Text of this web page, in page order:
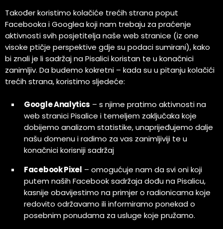
Također koristimo kolačiće trećih strana poput
Facebooka i Googlea koji nam trebaju za praćenje
aktivnosti svih posjetitelja naše web stranice (iz one
visoke ptičje perspektive gdje su podaci sumirani), kako
bi znali je li sadržaj na Pisalici koristan te u konačnici
zanimljiv. Da budemo kokretni – kada su u pitanju kolačići
trećih strana, koristimo sljedeće:
Google Analytics – s njime pratimo aktivnosti na
web stranici Pisalice i temeljem zaključaka koje
dobijemo analizom statistike, unaprijeđujemo dalje
našu domenu i radimo za vas zanimljiviji te u
konačnici korisniji sadržaj
Facebook Pixel – omogućuje nam da svi oni koji
putem naših Facebook sadržaja dođu na Pisalicu,
kasnije obavijestimo na primjer o radionicama koje
redovito održavamo ili informiramo ponekad o
posebnim ponudama za usluge koje pružamo.